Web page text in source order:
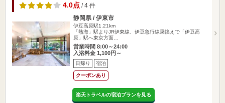
4.0点/ 4 件
静岡県 / 伊東市
伊豆高原駅1.21km
「熱海」駅よりJR伊東線、伊豆急行線乗換えで「伊豆高
原」駅へ東京方面…
営業時間 8:00～24:00
入浴料金 1,100円～
日帰り 宿泊
クーポンあり
楽天トラベルの宿泊プランを見る